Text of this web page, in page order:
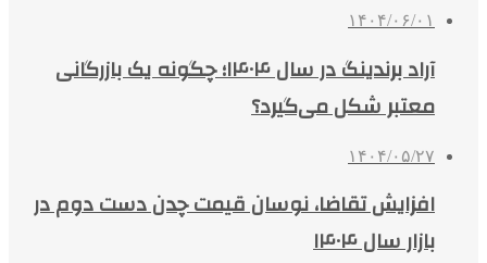
۱۴۰۴/۰۶/۰۱
آراد برندینگ در سال ۱۴۰۴؛ چگونه یک بازرگانی
معتبر شکل می‌گیرد؟
۱۴۰۴/۰۵/۲۷
افزایش تقاضا، نوسان قیمت چدن دست دوم در
بازار سال ۱۴۰۴